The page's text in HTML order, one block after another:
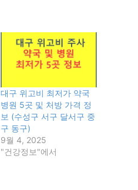
대구 위고비 최저가 약국
병원 5곳 및 처방 가격 정
보 (수성구 서구 달서구 중
구 동구)
9월 4, 2025
"건강정보"에서